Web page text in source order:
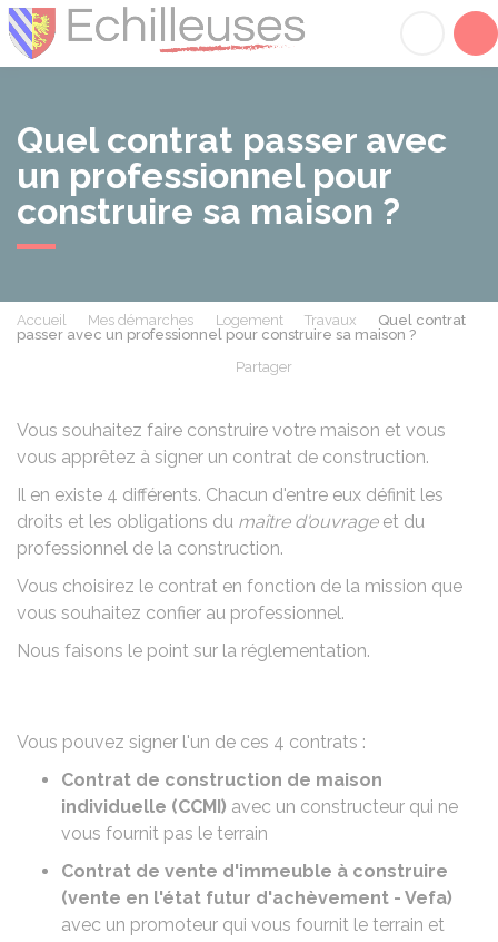
Quel contrat passer avec
un professionnel pour
construire sa maison ?
Accueil Mes démarches Logement Travaux
Quel contrat
passer avec un professionnel pour construire sa maison ?
Partager
Vous souhaitez faire construire votre maison et vous
vous apprêtez à signer un contrat de construction.
Il en existe 4 différents. Chacun d'entre eux définit les
droits et les obligations du maître d'ouvrageet du
professionnel de la construction.
Vous choisirez le contrat en fonction de la mission que
vous souhaitez confier au professionnel.
Nous faisons le point sur la réglementation.
Vous pouvez signer l'un de ces 4 contrats :
Contrat de construction de maison
individuelle (CCMI) avec un constructeur qui ne
vous fournit pas le terrain
Contrat de vente d'immeuble à construire
(vente en l'état futur d'achèvement - Vefa)
avec un promoteur qui vous fournit le terrain et